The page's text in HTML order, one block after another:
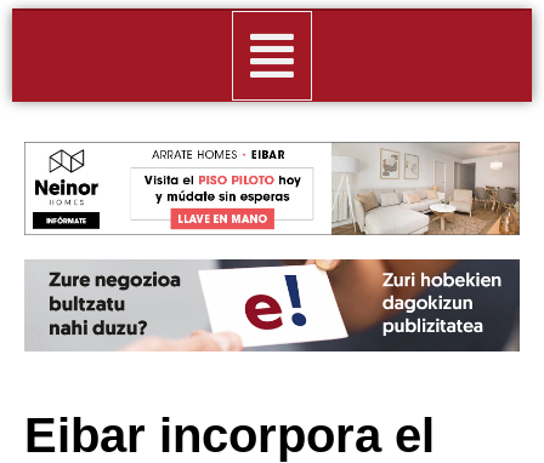
Eibar incorpora el